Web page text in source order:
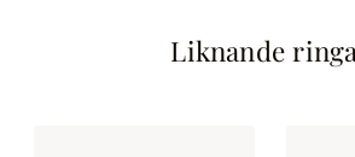
Liknande